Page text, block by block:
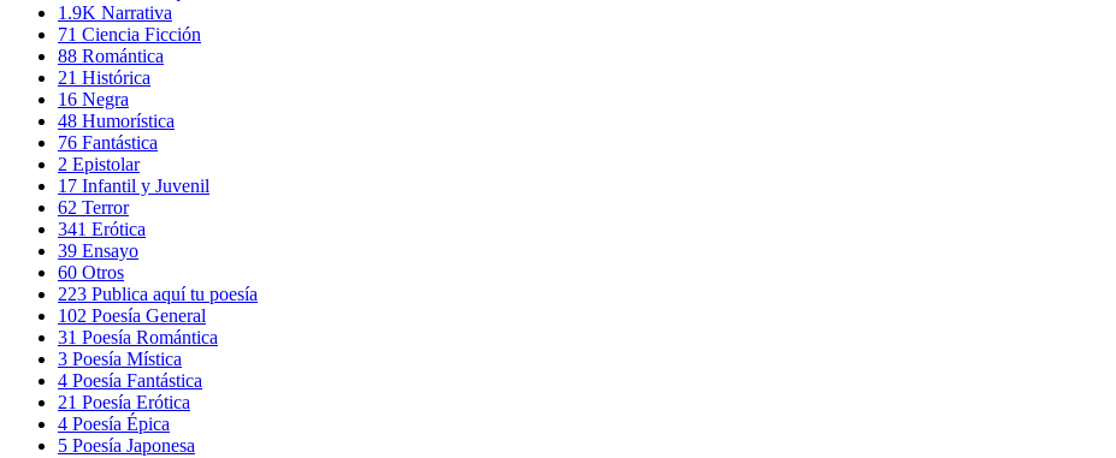
1.9K Narrativa
71 Ciencia Ficción
88 Romántica
21 Histórica
16 Negra
48 Humorística
76 Fantástica
2 Epistolar
17 Infantil y Juvenil
62 Terror
341 Erótica
39 Ensayo
60 Otros
223 Publica aquí tu poesía
102 Poesía General
31 Poesía Romántica
3 Poesía Mística
4 Poesía Fantástica
21 Poesía Erótica
4 Poesía Épica
5 Poesía Japonesa